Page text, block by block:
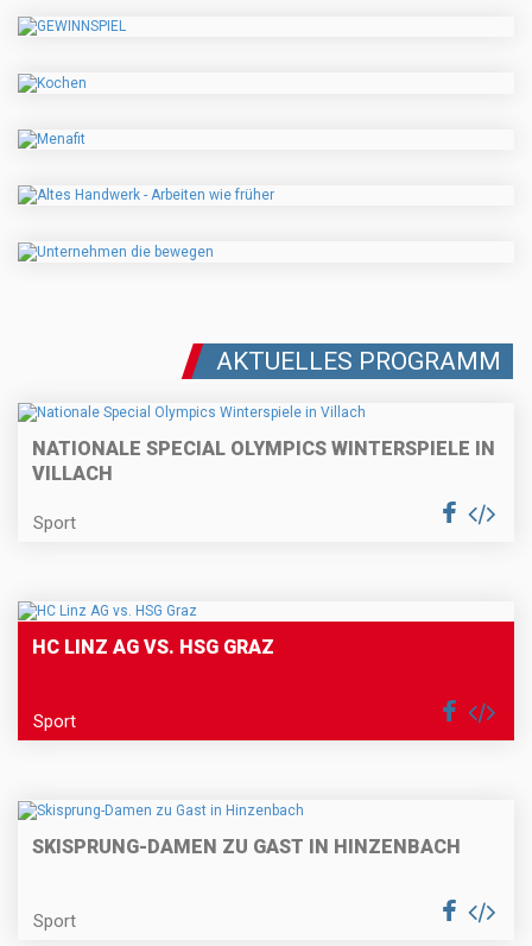
AKTUELLES PROGRAMM
NATIONALE SPECIAL OLYMPICS WINTERSPIELE IN
VILLACH
Sport
HC LINZ AG VS. HSG GRAZ
Sport
SKISPRUNG-DAMEN ZU GAST IN HINZENBACH
Sport